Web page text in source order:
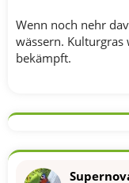
Wenn noch nehr
wässern.
bekämpft.